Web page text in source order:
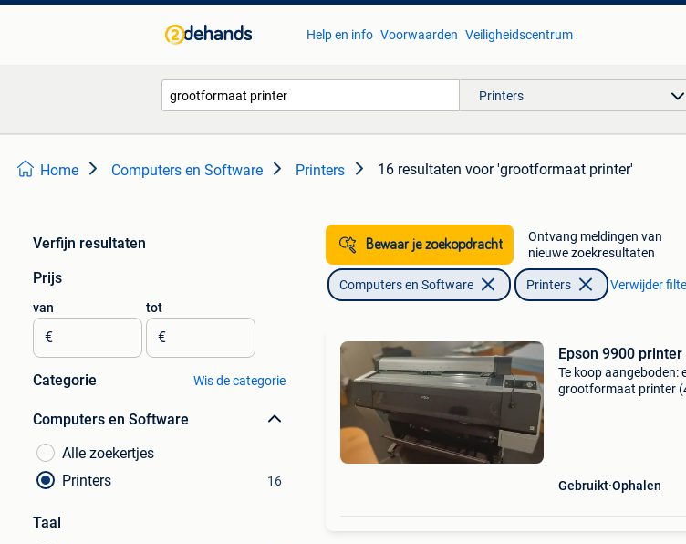
Help en info Voorwaarden Veiligheidscentrum
Printers
Home Computers en Software Printers 16 resultaten voor 'grootformaat printer'
Verfijn resultaten
Prijs
van
€
tot
€
Categorie Wis de categorie
Computers en Software
Alle zoekertjes
Printers
16
Taal
Bewaar je zoekopdracht
Ontvang meldingen van
nieuwe zoekresultaten
Computers en Software Printers Verwijder
Epson 9900 printer
Te koop aangeboden:
grootformaat printer
Gebruikt Ophalen